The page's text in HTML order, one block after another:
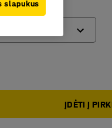
ĮDĖTI Į
slapukus